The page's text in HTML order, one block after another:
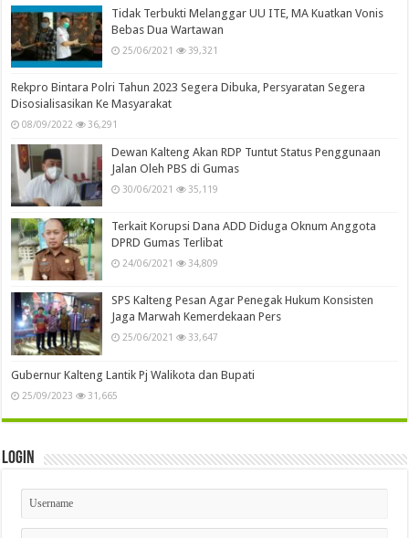
Tidak Terbukti Melanggar UU ITE, MA Kuatkan Vonis
Bebas Dua Wartawan
25/06/2021 39,321
Rekpro Bintara Polri Tahun 2023 Segera Dibuka, Persyaratan Segera
Disosialisasikan Ke Masyarakat
08/09/2022 36,291
Dewan Kalteng Akan RDP Tuntut Status Penggunaan
Jalan Oleh PBS di Gumas
30/06/2021 35,119
Terkait Korupsi Dana ADD Diduga Oknum Anggota
DPRD Gumas Terlibat
24/06/2021 34,809
SPS Kalteng Pesan Agar Penegak Hukum Konsisten
Jaga Marwah Kemerdekaan Pers
25/06/2021 33,647
Gubernur Kalteng Lantik Pj Walikota dan Bupati
25/09/2023 31,665
Login